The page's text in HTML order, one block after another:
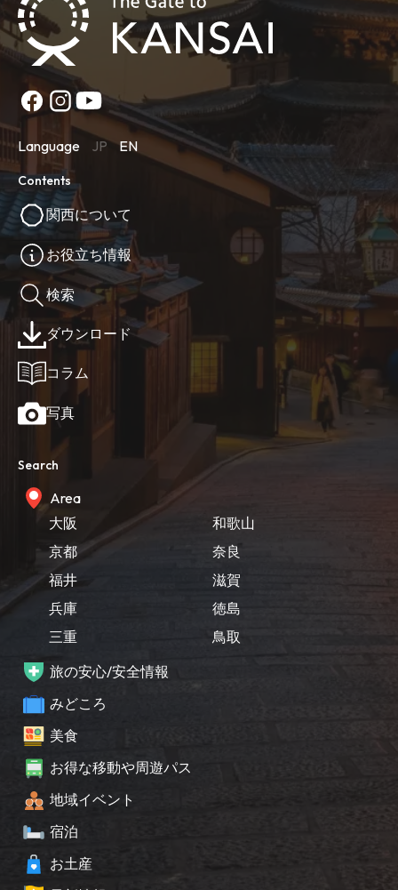
Language JP EN
Contents
関西について
お役立ち情報
検索
ダウンロード
コラム
写真
Search
Area
大阪
京都
福井
兵庫
三重
和歌山
奈良
滋賀
徳島
鳥取
旅の安心/安全情報
みどころ
美食
お得な移動や周遊パス
地域イベント
宿泊
お土産